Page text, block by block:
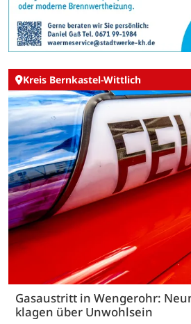
Kreis Bernkastel-Wittlich
Gasaustritt in Wengerohr:
klagen über Unwohlsein